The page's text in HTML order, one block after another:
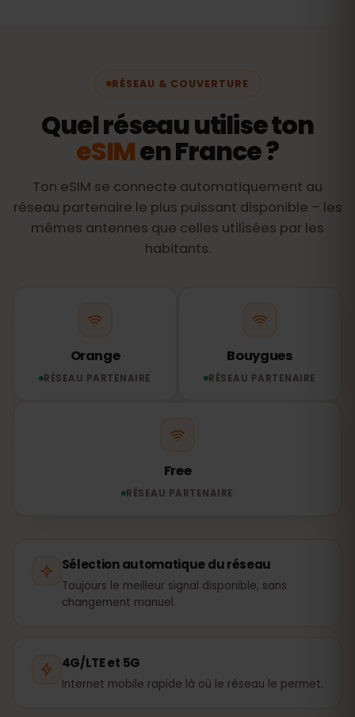
RÉSEAU & COUVERTURE
Quel réseau utilise ton
eSIMen France ?
Ton eSIM se connecte automatiquement au
réseau partenaire le plus puissant disponible – les
mêmes antennes que celles utilisées par les
habitants.
Orange
RÉSEAU PARTENAIRE
Bouygues
RÉSEAU PARTENAIRE
Free
RÉSEAU PARTENAIRE
Sélection automatique du réseau
Toujours le meilleur signal disponible, sans
changement manuel.
4G/LTE et 5G
Internet mobile rapide là où le réseau le permet.